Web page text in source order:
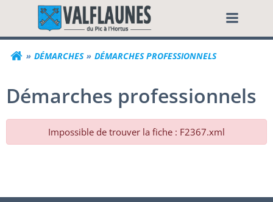
contenuCommune de
DÉMARCHES DÉMARCHES PROFESSIONNELS
Démarches professionnels
Impossible de trouver la fiche : F2367.xml